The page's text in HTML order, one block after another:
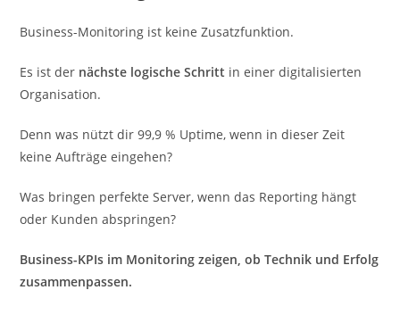
Business-Monitoring ist keine Zusatzfunktion.
Es ist der nächste logische Schritt in einer digitalisierten
Organisation.
Denn was nützt dir 99,9 % Uptime, wenn in dieser Zeit
keine Aufträge eingehen?
Was bringen perfekte Server, wenn das Reporting hängt
oder Kunden abspringen?
Business-KPIs im Monitoring zeigen, ob Technik und Erfolg
zusammenpassen.